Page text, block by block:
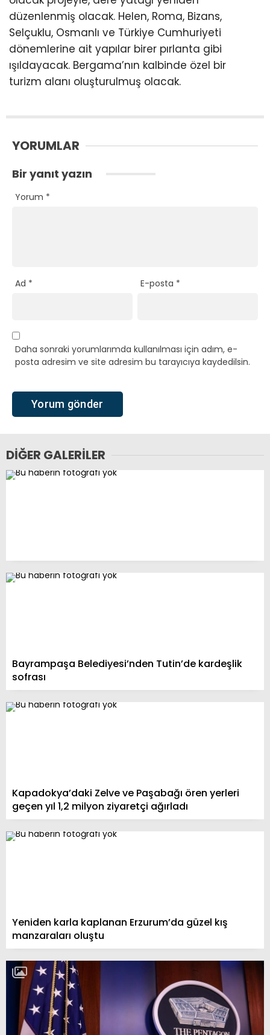
düzenlenmiş olacak. Helen, Roma, Bizans,
Selçuklu, Osmanlı ve Türkiye Cumhuriyeti
dönemlerine ait yapılar birer pırlanta gibi
ışıldayacak. Bergama’nın kalbinde özel bir
turizm alanı oluşturulmuş olacak.
YORUMLAR
Bir yanıt yazın
Yorum *
Ad * E-posta *
Daha sonraki yorumlarımda kullanılması için adım, e-
posta adresim ve site adresim bu tarayıcıya kaydedilsin.
DIĞER GALERILER
Bayrampaşa Belediyesi’nden Tutin’de kardeşlik
sofrası
Kapadokya’daki Zelve ve Paşabağı ören yerleri
geçen yıl 1,2 milyon ziyaretçi ağırladı
Yeniden karla kaplanan Erzurum’da güzel kış
manzaraları oluştu